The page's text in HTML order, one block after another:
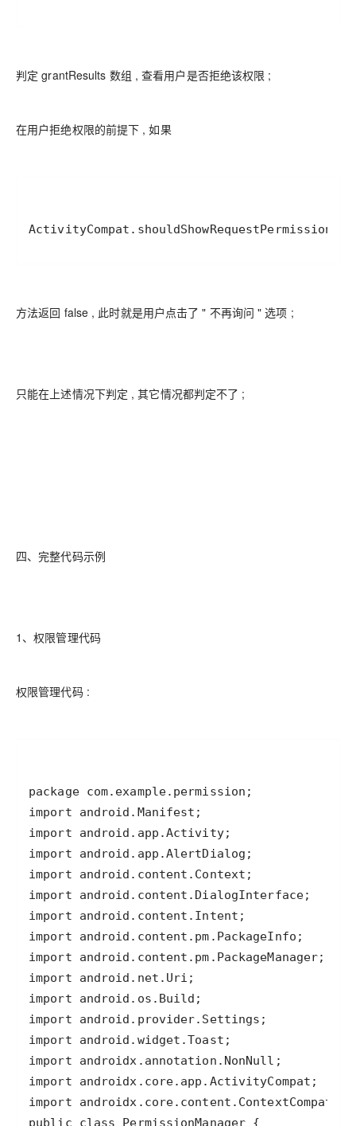
判定 grantResults 数组 , 查看用户是否拒绝该权限 ;
在用户拒绝权限的前提下 , 如果
方法返回 false , 此时就是用户点击了 " 不再询问 " 选项 ;
只能在上述情况下判定 , 其它情况都判定不了 ;
四、完整代码示例
1、权限管理代码
权限管理代码 :